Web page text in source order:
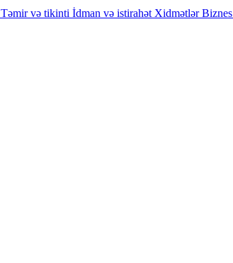
Təmir və tikinti İdman və istirahət Xidmətlər Biznes